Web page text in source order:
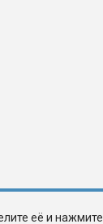
её и нажмите